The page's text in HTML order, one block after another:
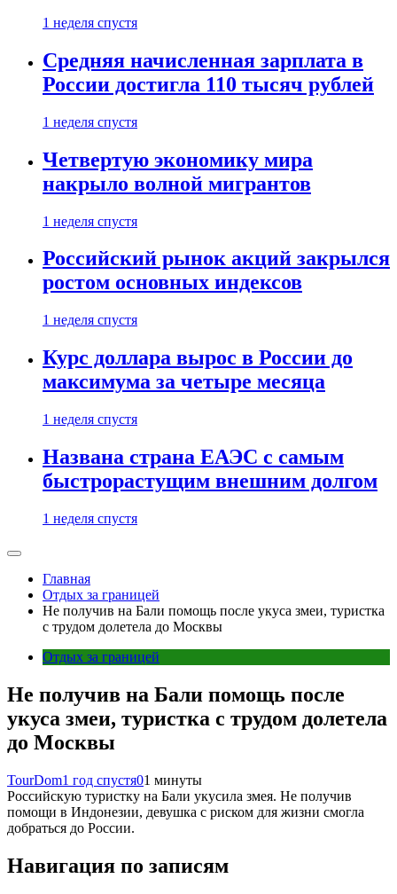
1 неделя спустя
Средняя начисленная зарплата в
России достигла 110 тысяч рублей
1 неделя спустя
Четвертую экономику мира
накрыло волной мигрантов
1 неделя спустя
Российский рынок акций закрылся
ростом основных индексов
1 неделя спустя
Курс доллара вырос в России до
максимума за четыре месяца
1 неделя спустя
Названа страна ЕАЭС с самым
быстрорастущим внешним долгом
1 неделя спустя
Главная
Отдых за границей
Не получив на Бали помощь после укуса змеи, туристка
с трудом долетела до Москвы
Отдых за границей
Не получив на Бали помощь после
укуса змеи, туристка с трудом долетела
до Москвы
TourDom1 год спустя01 минуты
Российскую туристку на Бали укусила змея. Не получив
помощи в Индонезии, девушка с риском для жизни смогла
добраться до России.
Навигация по записям